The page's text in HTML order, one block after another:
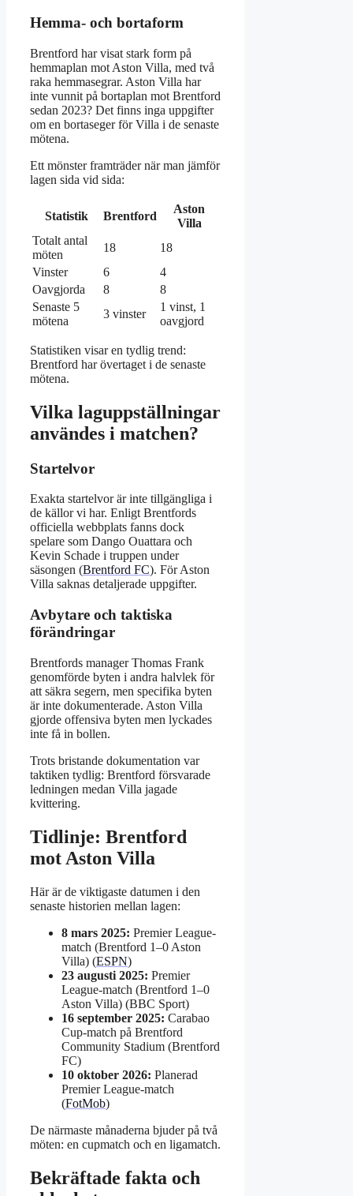
Hemma- och bortaform
Brentford har visat stark form på
hemmaplan mot Aston Villa, med två
raka hemmasegrar. Aston Villa har
inte vunnit på bortaplan mot Brentford
sedan 2023? Det finns inga uppgifter
om en bortaseger för Villa i de senaste
mötena.
Ett mönster framträder när man jämför
lagen sida vid sida:
Statistik Brentford
Aston
Villa
Totalt antal
möten
18
18
Vinster
6
4
Oavgjorda
8
8
Senaste 5
mötena
3 vinster
1 vinst, 1
oavgjord
Statistiken visar en tydlig trend:
Brentford har övertaget i de senaste
mötena.
Vilka laguppställningar
användes i matchen?
Startelvor
Exakta startelvor är inte tillgängliga i
de källor vi har. Enligt Brentfords
officiella webbplats fanns dock
spelare som Dango Ouattara och
Kevin Schade i truppen under
säsongen (Brentford FC). För Aston
Villa saknas detaljerade uppgifter.
Avbytare och taktiska
förändringar
Brentfords manager Thomas Frank
genomförde byten i andra halvlek för
att säkra segern, men specifika byten
är inte dokumenterade. Aston Villa
gjorde offensiva byten men lyckades
inte få in bollen.
Trots bristande dokumentation var
taktiken tydlig: Brentford försvarade
ledningen medan Villa jagade
kvittering.
Tidlinje: Brentford
mot Aston Villa
Här är de viktigaste datumen i den
senaste historien mellan lagen:
8 mars 2025: Premier League-
match (Brentford 1–0 Aston
Villa) (ESPN)
23 augusti 2025: Premier
League-match (Brentford 1–0
Aston Villa) (BBC Sport)
16 september 2025: Carabao
Cup-match på Brentford
Community Stadium (Brentford
FC)
10 oktober 2026: Planerad
Premier League-match
(FotMob)
De närmaste månaderna bjuder på två
möten: en cupmatch och en ligamatch.
Bekräftade fakta och